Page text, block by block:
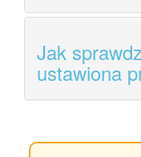
Jak
ustawiona